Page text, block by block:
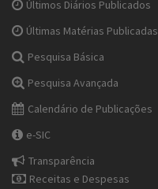
Últimos Diários Publicados
Últimas Matérias Publicadas
Pesquisa Básica
Pesquisa Avançada
Calendário de Publicações
e-SIC
Transparência
Receitas e Despesas